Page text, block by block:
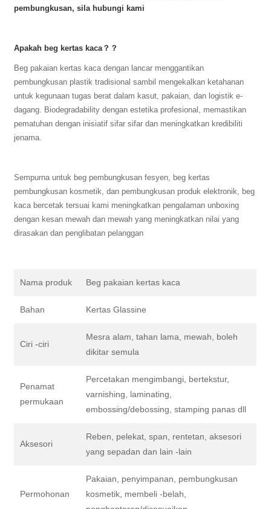
pembungkusan, sila hubungi kami
Apakah beg kertas kaca？？
Beg pakaian kertas kaca dengan lancar menggantikan
pembungkusan plastik tradisional sambil mengekalkan ketahanan
untuk kegunaan tugas berat dalam kasut, pakaian, dan logistik e-
dagang. ‌Biodegradability‌ dengan estetika profesional, memastikan
pematuhan dengan inisiatif sifar sifar dan meningkatkan kredibiliti
jenama.
Sempurna untuk beg pembungkusan fesyen, beg kertas
pembungkusan kosmetik, dan pembungkusan produk elektronik, beg
kaca bercetak tersuai kami meningkatkan pengalaman unboxing
dengan kesan mewah dan mewah yang meningkatkan nilai yang
dirasakan dan penglibatan pelanggan
Nama produk Beg pakaian kertas kaca
Bahan Kertas Glassine
Ciri -ciri
Mesra alam, tahan lama, mewah, boleh
dikitar semula
Penamat
permukaan
Percetakan mengimbangi, bertekstur,
varnishing, laminating,
embossing/debossing, stamping panas dll
Aksesori
Reben, pelekat, span, rentetan, aksesori
yang sepadan dan lain -lain
Permohonan
Pakaian, penyimpanan, pembungkusan
kosmetik, membeli -belah,